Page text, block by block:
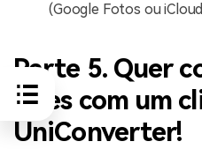
(Google Fotos ou
Parte 5. Quer
lotes com um
UniConverter!